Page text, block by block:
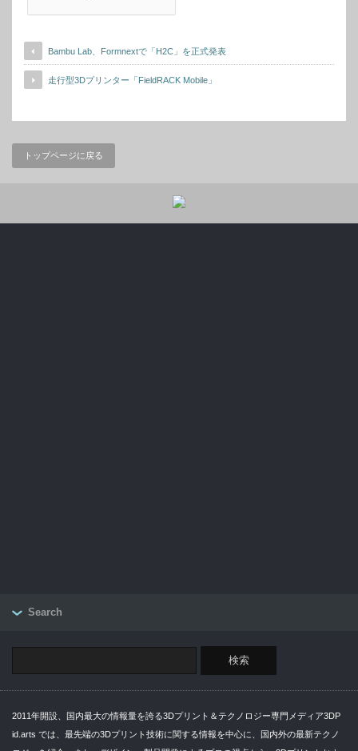
Bambu Lab、Formnextで「H2C」を正式発表
走行型3Dプリンター「FieldRACK Mobile」
トップページに戻る
Search
2011年開設、国内最大の情報量を誇る3Dプリント＆テクノロジー専門メディア3DP
id.arts では、最先端の3Dプリント技術に関する情報を中心に、国内外の最新テクノ